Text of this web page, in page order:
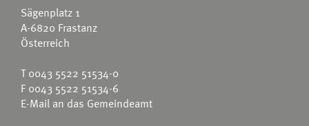
Sägenplatz 1
A-6820 Frastanz
Österreich
T0043 5522 51534-0
F 0043 5522 51534-6
E-Mail an das Gemeindeamt